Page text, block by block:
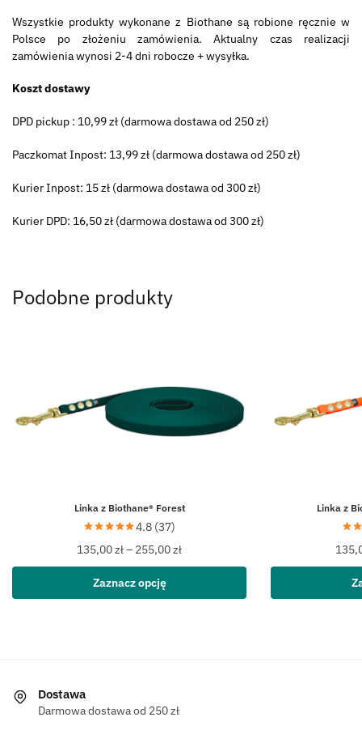
Wszystkie produkty wykonane z Biothane są robione ręcznie w
Polsce po złożeniu zamówienia. Aktualny czas realizacji
zamówienia wynosi 2-4 dni robocze + wysyłka.
Koszt dostawy
DPD pickup : 10,99 zł (darmowa dostawa od 250 zł)
Paczkomat Inpost: 13,99 zł (darmowa dostawa od 250 zł)
Kurier Inpost: 15 zł (darmowa dostawa od 300 zł)
Kurier DPD: 16,50 zł (darmowa dostawa od 300 zł)
Podobne produkty
Linka z Biothane® Forest
4.8 (37)
135,00zł– 255,00zł
Zaznacz opcję
Linka z
Dostawa
Darmowa dostawa od 250 zł